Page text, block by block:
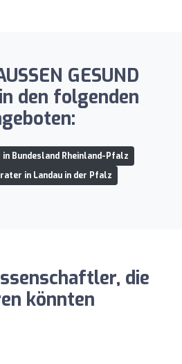
GESUND
den folgenden
Bundesland Rheinland-Pfalz
in Landau in der Pfalz
die
könnten